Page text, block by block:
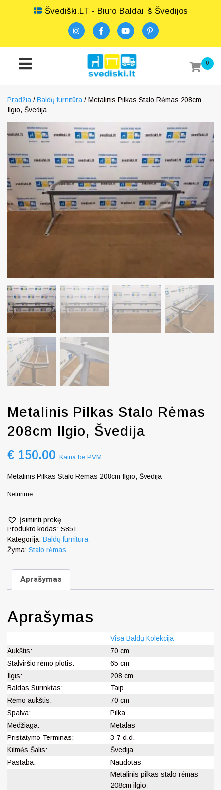
Švediški.LT - Biuro Baldai iš Švedijos
0
Pradžia / Baldų furnitūra / Metalinis Pilkas Stalo Rėmas 208cm
Ilgio, Švedija
Metalinis Pilkas Stalo Rėmas
208cm Ilgio, Švedija
€ 150.00 Kaina be PVM
Metalinis Pilkas Stalo Rėmas 208cm Ilgio, Švedija
Neturime
Įsiminti prekę
Produkto kodas: S851
Kategorija: Baldų furnitūra
Žyma: Stalo rėmas
Aprašymas
Aprašymas
Visa Baldų Kolekcija
Aukštis:
70 cm
Stalviršio rėmo plotis:
65 cm
Ilgis:
208 cm
Baldas Surinktas:
Taip
Rėmo aukštis:
70 cm
Spalva:
Pilka
Medžiaga:
Metalas
Pristatymo Terminas:
3-7 d.d.
Kilmės Šalis:
Švedija
Pastaba:
Naudotas
Metalinis pilkas stalo rėmas
208cm ilgio.